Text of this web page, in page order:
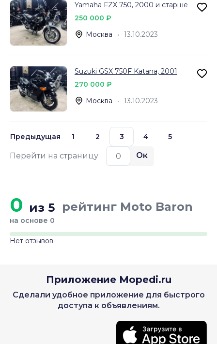
Yamaha FZX 750, 2000 и старше
250 000 ₽
Москва
13.10.2023
Suzuki GSX 750F Katana, 2001
270 000 ₽
Москва
13.10.2023
Предыдущая 1 2 3 4 5
Перейти на страницу Ок
0 из 5 рейтинг Moto Baron
на основе 0
Нет отзывов
Приложение Mopedi.ru
Сделали удобное приложение для быстрого
доступа к объявлениям.